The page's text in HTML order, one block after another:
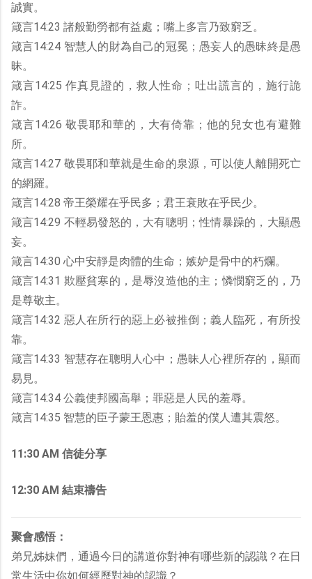
誠實。
箴言14:23 諸般勤勞都有益處；嘴上多言乃致窮乏。
箴言14:24 智慧人的財為自己的冠冕；愚妄人的愚昧終是愚
昧。
箴言14:25 作真見證的，救人性命；吐出謊言的，施行詭
詐。
箴言14:26 敬畏耶和華的，大有倚靠；他的兒女也有避難
所。
箴言14:27 敬畏耶和華就是生命的泉源，可以使人離開死亡
的網羅。
箴言14:28 帝王榮耀在乎民多；君王衰敗在乎民少。
箴言14:29 不輕易發怒的，大有聰明；性情暴躁的，大顯愚
妄。
箴言14:30 心中安靜是肉體的生命；嫉妒是骨中的朽爛。
箴言14:31 欺壓貧寒的，是辱沒造他的主；憐憫窮乏的，乃
是尊敬主。
箴言14:32 惡人在所行的惡上必被推倒；義人臨死，有所投
靠。
箴言14:33 智慧存在聰明人心中；愚昧人心裡所存的，顯而
易見。
箴言14:34 公義使邦國高舉；罪惡是人民的羞辱。
箴言14:35 智慧的臣子蒙王恩惠；貽羞的僕人遭其震怒。
11:30 AM 信徒分享
12:30 AM 結束禱告
聚會感悟：
弟兄姊妹們，通過今日的講道你對神有哪些新的認識？在日
常生活中你如何經歷對神的認識？